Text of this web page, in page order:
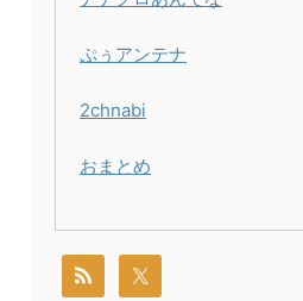
ぷぅアンテナ
2chnabi
おまとめ